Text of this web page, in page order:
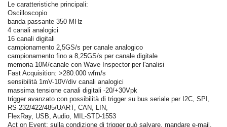
Le caratteristiche principali:
Oscilloscopio
banda passante 350 MHz
4 canali analogici
16 canali digitali
campionamento 2,5GS/s per canale analogico
campionamento fino a 8,25GS/s per canale digitale
memoria 10M/canale con Wave Inspector per l'analisi
Fast Acquisition: >280.000 wfm/s
sensibilità 1mV-10V/div canali analogici
massima tensione canali digitali -20/+30Vpk
trigger avanzato con possibilità di trigger su bus seriale per I2C, SPI,
RS-232/422/485/UART, CAN, LIN,
FlexRay, USB, Audio, MIL-STD-1553
Act on Event: sulla condizione di trigger può salvare, mandare e-mail,